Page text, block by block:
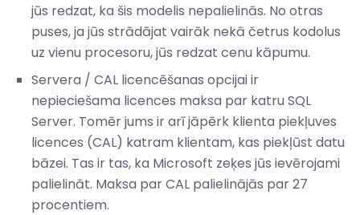
jūs redzat, ka šis modelis nepalielinās. No otras
puses, ja jūs strādājat vairāk nekā četrus kodolus
uz vienu procesoru, jūs redzat cenu kāpumu.
Servera / CAL licencēšanas opcijai ir
nepieciešama licences maksa par katru SQL
Server. Tomēr jums ir arī jāpērk klienta piekļuves
licences (CAL) katram klientam, kas piekļūst datu
bāzei. Tas ir tas, ka Microsoft zeķes jūs ievērojami
palielināt. Maksa par CAL palielinājās par 27
procentiem.